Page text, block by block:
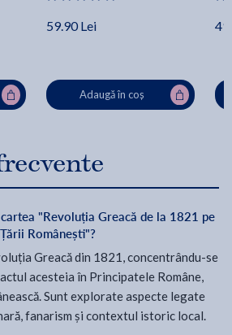
59.90 Lei
Adaugă în coș
"Revoluția Greacă de la 1821 pe
Românești"?
Greacă din 1821, concentrându-se
acesteia în Principatele Române,
Sunt explorate aspecte legate
fanarism și contextul istoric local.